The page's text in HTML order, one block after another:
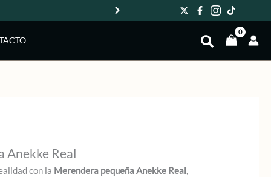
Anekke Real
con la Merendera pequeña Anekke Real,